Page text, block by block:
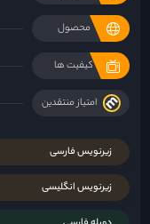
محصول
کیفیت ها
امتیاز منتقدین
زیرنویس فارسی
زیرنویس انگلیسی